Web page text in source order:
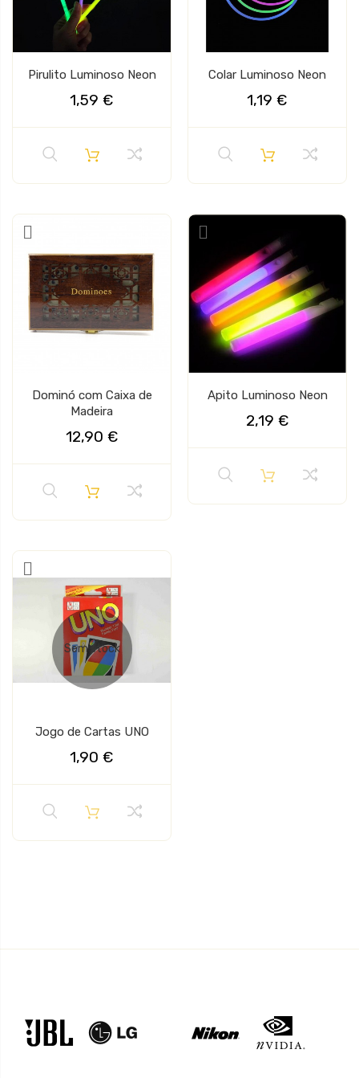
Pirulito Luminoso Neon
1,59 €
Colar Luminoso Neon
1,19 €
Dominó com Caixa de
Madeira
12,90 €
Apito Luminoso Neon
2,19 €
Sem stock
Jogo de Cartas UNO
1,90 €